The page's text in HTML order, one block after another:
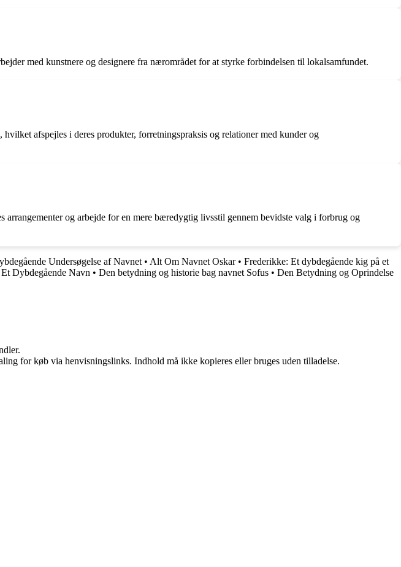
med kunstnere og designere fra nærområdet for at styrke forbindelsen til lokalsamfundet.
afspejles i deres produkter, forretningspraksis og relationer med kunder og
og arbejde for en mere bæredygtig livsstil gennem bevidste valg i forbrug og
Undersøgelse af Navnet • Alt Om Navnet Oskar• Frederikke: Et dybdegående kig på et
Dybdegående Navn • Den betydning og historie bag navnet Sofus • Den Betydning og Oprindelse
for køb via henvisningslinks. Indhold må ikke kopieres eller bruges uden tilladelse.